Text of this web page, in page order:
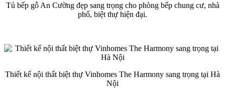
Tủ bếp gỗ An Cường đẹp sang trọng cho phòng bếp chung cư, nhà
phố, biệt thự hiện đại.
Thiết kế nội thất biệt thự Vinhomes The Harmony sang trọng tại Hà
Nội